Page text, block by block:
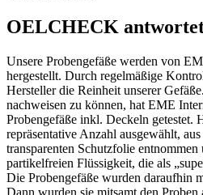
OELCHECK
Unsere Probengefäße werden von
hergestellt. Durch regelmäßige
Hersteller die Reinheit unserer
nachweisen zu können, hat EME
Probengefäße inkl. Deckeln getestet.
repräsentative Anzahl ausgewählt,
transparenten Schutzfolie
partikelfreien Flüssigkeit, die als
Die Probengefäße wurden daraufhin
Dann wurden sie mitsamt den